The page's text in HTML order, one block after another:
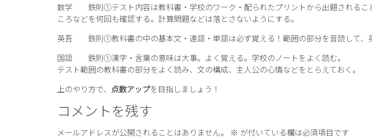
数学 鉄則①テスト内容は教科書・学校のワーク・配られたプリントから出題されるこ
ころなどを何回も確認する。計算問題などは落とさないようにする。
英吾 鉄則①教科書の中の基本文・連語・単語は必ず覚える！範囲の部分を音読して、
国語 鉄則①漢字・言葉の意味は大事。よく覚える。学校のノートをよく読む。
テスト範囲の教科書の部分をよく読み、文の構成、主人公の心情などをとらえておく。
上のやり方で、 点数アップを目指しましょう！
コメントを残す
メールアドレスが公開されることはありません。 ※ が付いている欄は必須項目です